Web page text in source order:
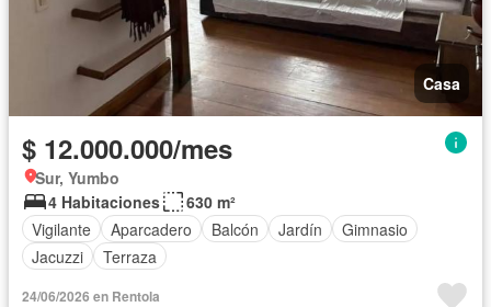
Casa
$ 12.000.000/mes
Sur, Yumbo
4 Habitaciones
630 m²
Vigilante
Aparcadero Balcón Jardín
Gimnasio
Jacuzzi
Terraza
24/06/2026 en Rentola